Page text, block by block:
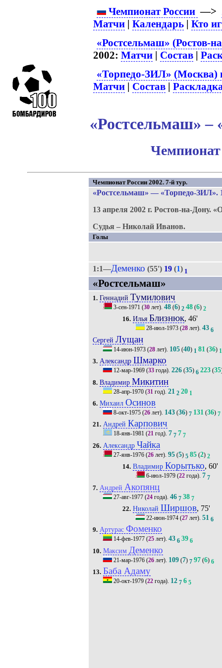
Чемпионат России —>
Матчи |Календарь |Кто
«Ростсельмаш» (Ростов-
2002:Матчи | Состав |
«Торпедо-ЗИЛ» (Москва)
Матчи | Состав |
«Ростсельмаш» –
Чемпионат
Чемпионат России 2002. 7-й тур.
«Ростсельмаш» — «Торпедо-ЗИЛ».
13 апреля 2002 г. Ростов-на-Дону.
Судья – Николай Иванов.
Голы
1:1—Деменко (55') 19(1) 1
«Ростсельмаш»
1. Геннадий Тумилович
3-сен-1971 (30лет). 48(6) 2 48(6) 2
16. Илья Близнюк, 46'
28-июл-1973 (28 лет).43 6
Сергей Лущан
14-июн-1973(28лет). 105(40) 1 81 (36) 1
3. Александр Шмарко
12-мар-1969(33года). 226(35) 6 223(35
8. Владимир Микитин
28-апр-1970(31 год). 21 2 20 1
6. Михаил Осинов
8-окт-1975(26лет). 143(36) 7 131(36) 7
21. Андрей Карпович
18-янв-1981 (21год). 7 7 7 7
26. Александр Чайка
27-янв-1976(26лет). 95(5) 5 85(2) 2
14. Владимир Корытько, 60'
6-июл-1979 (22 года).7 7
7. Андрей Акопянц
27-авг-1977(24года). 46 7 38 7
22. Николай Ширшов, 75'
22-июн-1974 (27 лет).51 6
9. Артурас Фоменко
14-фев-1977(25лет). 43 6 39 6
10. Максим Деменко
21-мар-1976(26лет). 109(7) 7 97(6) 6
13. Баба Адаму
20-окт-1979(22года). 12 7 6 5